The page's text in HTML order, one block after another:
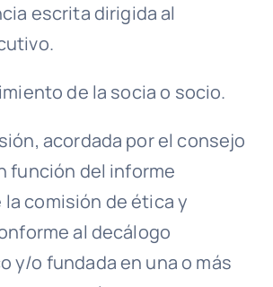
escrita dirigida al
.
de la socia o socio.
acordada por elconsejo
función del informe
lacomisión de ética y
al decálogo
y/o fundada en una o más